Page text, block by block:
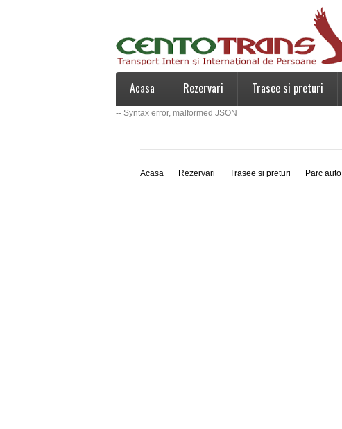
Acasa Rezervari Trasee si preturi
-- Syntax error, malformed JSON
Acasa Rezervari Trasee si preturi Parc auto